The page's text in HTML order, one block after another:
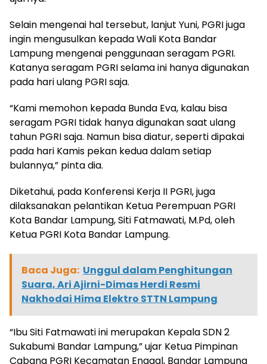
Selain mengenai hal tersebut, lanjut Yuni, PGRI juga
ingin mengusulkan kepada Wali Kota Bandar
Lampung mengenai penggunaan seragam PGRI.
Katanya seragam PGRI selama ini hanya digunakan
pada hari ulang PGRI saja.
“Kami memohon kepada Bunda Eva, kalau bisa
seragam PGRI tidak hanya digunakan saat ulang
tahun PGRI saja. Namun bisa diatur, seperti dipakai
pada hari Kamis pekan kedua dalam setiap
bulannya,” pinta dia.
Diketahui, pada Konferensi Kerja II PGRI, juga
dilaksanakan pelantikan Ketua Perempuan PGRI
Kota Bandar Lampung, Siti Fatmawati, M.Pd, oleh
Ketua PGRI Kota Bandar Lampung.
Baca Juga: Unggul dalam Penghitungan
Suara, Ari Ajirni-Dimas Herdi Resmi
Nakhodai Hima Elektro STTN Lampung
“Ibu Siti Fatmawati ini merupakan Kepala SDN 2
Sukabumi Bandar Lampung,” ujar Ketua Pimpinan
Cabang PGRI Kecamatan Enggal, Bandar Lampung